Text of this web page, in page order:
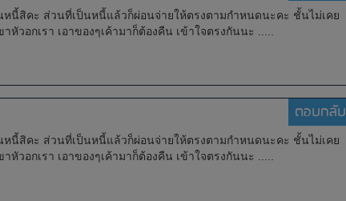
หนี้สิคะ ส่วนที่เป็นหนี้แล้วก็ผ่อนจ่ายให้ตรงตามกำหนดนะคะ ชั้นไม่เคย
อกเรา เอาของๆเค้ามาก็ต้องคืน เข้าใจตรงกันนะ .....
ตอบกลับ
หนี้สิคะ ส่วนที่เป็นหนี้แล้วก็ผ่อนจ่ายให้ตรงตามกำหนดนะคะ ชั้นไม่เคย
อกเรา เอาของๆเค้ามาก็ต้องคืน เข้าใจตรงกันนะ .....